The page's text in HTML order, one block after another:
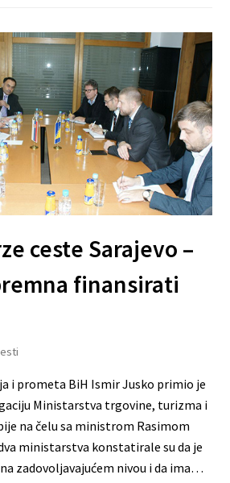
ceste Sarajevo –
finansirati
i prometa BiH Ismir Jusko primio je
Ministarstva trgovine, turizma i
na čelu sa ministrom Rasimom
ministarstva konstatirale su da je
zadovoljavajućem nivou i da ima…